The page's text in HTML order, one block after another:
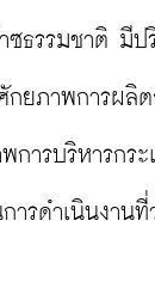
ธรรมชาติ มี
กยภาพการผลิ
การบริหารกร
รดำเนินงานที่